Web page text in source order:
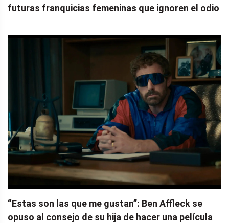
futuras franquicias femeninas que ignoren el odio
“Estas son las que me gustan”: Ben Affleck se
opuso al consejo de su hija de hacer una película